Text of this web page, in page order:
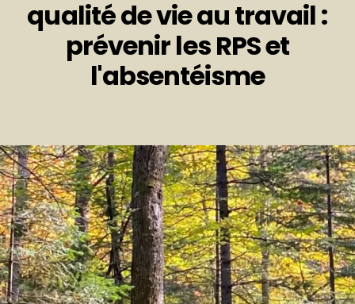
qualité de vie au travail :
prévenir les RPS et
l'absentéisme